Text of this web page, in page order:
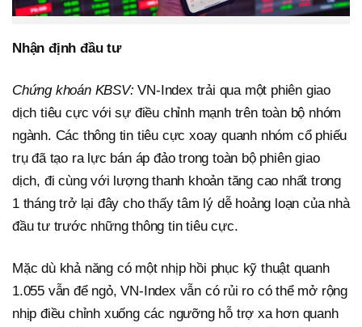
Nhận định đầu tư
Chứng khoán KBSV:VN-Index trải qua một phiên giao
dịch tiêu cực với sự điều chỉnh mạnh trên toàn bộ nhóm
ngành. Các thông tin tiêu cực xoay quanh nhóm cổ phiếu
trụ đã tạo ra lực bán áp đảo trong toàn bộ phiên giao
dịch, đi cùng với lượng thanh khoản tăng cao nhất trong
1 tháng trở lại đây cho thấy tâm lý dễ hoảng loạn của nhà
đầu tư trước những thông tin tiêu cực.
Mặc dù khả năng có một nhịp hồi phục kỹ thuật quanh
1.055 vẫn để ngỏ, VN-Index vẫn có rủi ro có thể mở rộng
nhịp điều chỉnh xuống các ngưỡng hỗ trợ xa hơn quanh